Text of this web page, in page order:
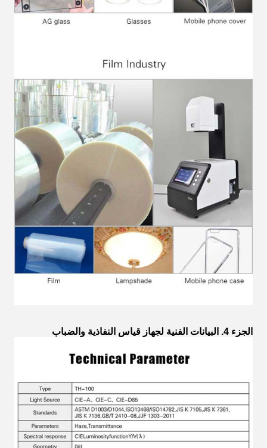
الجزء 4. البيانات الفنية لجهاز قياس النفاذية والضباب